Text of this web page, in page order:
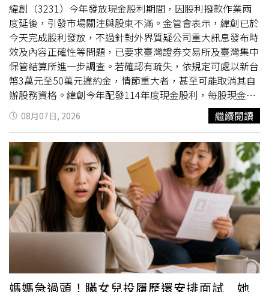
緯創（3231）今年發放現金股利期間，因股利撥款作業兩
度延後，引發市場關注與股東不滿。金管會表示，緯創已於
今天完成股利發放，不過針對外界質疑公司重大訊息發布時
效及內容正確性等問題，已要求臺灣證券交易所及臺灣集中
保管結算所進一步調查。若確認有疏失，依規定可處以新台
幣3萬元至50萬元違約金，情節重大者，甚至可能取消其自
辦股務資格。緯創今年配發114年度現金股利，每股現金股
利調整為5.50062263元，總發放金額約174.92億元。公司
原訂於7月31日發放現金股利，但因股務作業系統發生異
常，於前一日晚間發布重大訊息指出，負責股務系統的三商
電腦作業出現疏失，導致部分資料錯誤，因此將股利發放日
期延至8月3日。然而，公司隨後再度公告，由於部分銀行撥
款及止付流程仍需配合作業，因此股利發放日期再次順延至
8月6日，連續兩次延期也引起投資人高度關注，部分股東認
為此舉已影響資金安排。金管會證期局於例行記者會中表
示，經查緯創已於今天完成所有現金股利發放作業，同時將
依延遲天數計算利息補償金，另行匯撥給受到影響的股東，
實際補償金額將另行通知。證期局指出，過去上市櫃公司股
利延後發放，多半是因假日或颱風等不可抗力因素所致，因
企業內部系統問題造成股利延期，且連續兩度延後的案例相
08月07日, 2026 繼續閱讀
媽媽急過頭！瞞女兒投履歷還安排面試 她